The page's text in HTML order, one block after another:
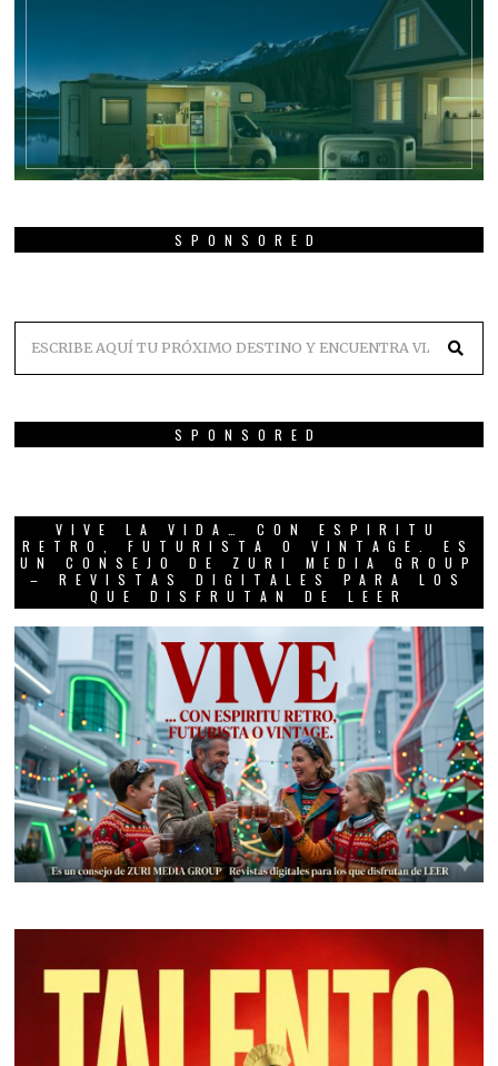
SPONSORED
SPONSORED
VIVE LA VIDA… CON ESPIRITU
RETRO, FUTURISTA O VINTAGE. ES
UN CONSEJO DE ZURI MEDIA GROUP
– REVISTAS DIGITALES PARA LOS
QUE DISFRUTAN DE LEER